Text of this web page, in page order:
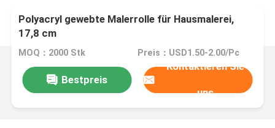
Polyacryl gewebte Malerrolle für Hausmalerei,
17,8 cm
MOQ：2000 Stk Preis：USD1.50-2.00/Pc
Bestpreis
Kontaktieren Sie
uns